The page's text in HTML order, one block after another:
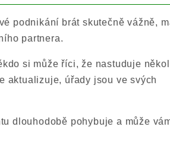
podnikání brát skutečně vážně,
partnera.
si může říci, že nastuduje
aktualizuje, úřady jsou ve svých
dlouhodobě pohybuje a může